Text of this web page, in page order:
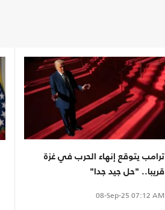
ترامب يتوقع إنهاء الحرب في غزة
قريبا.. "حل جيد جدا"
08-Sep-25 07:12 AM